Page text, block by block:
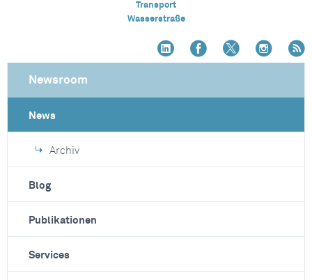
Transport
Wasserstraße
Newsroom
News
Archiv
Blog
Publikationen
Services